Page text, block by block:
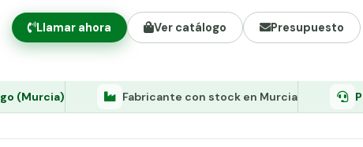
Llamar ahora Ver catálogo Presupuesto
(Murcia) Fabricante con stock en Murcia